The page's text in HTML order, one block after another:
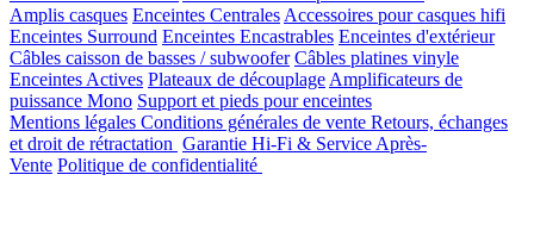
Amplis casques Enceintes Centrales Accessoires pour casques hifi
Enceintes Surround Enceintes Encastrables Enceintes d'extérieur
Câbles caisson de basses / subwoofer Câbles platines vinyle
Enceintes Actives Plateaux de découplage Amplificateurs de
puissance Mono Support et pieds pour enceintes
Mentions légales Conditions générales de vente Retours, échanges
et droit de rétractation Garantie Hi-Fi & Service Après-
Vente Politique de confidentialité